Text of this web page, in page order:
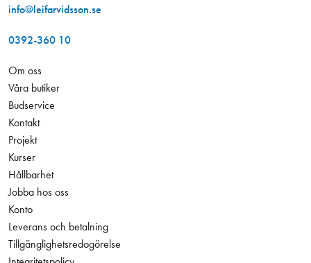
info@leifarvidsson.se
0392-360 10
Om oss
Våra butiker
Budservice
Kontakt
Projekt
Kurser
Hållbarhet
Jobba hos oss
Konto
Leverans och betalning
Tillgänglighetsredogörelse